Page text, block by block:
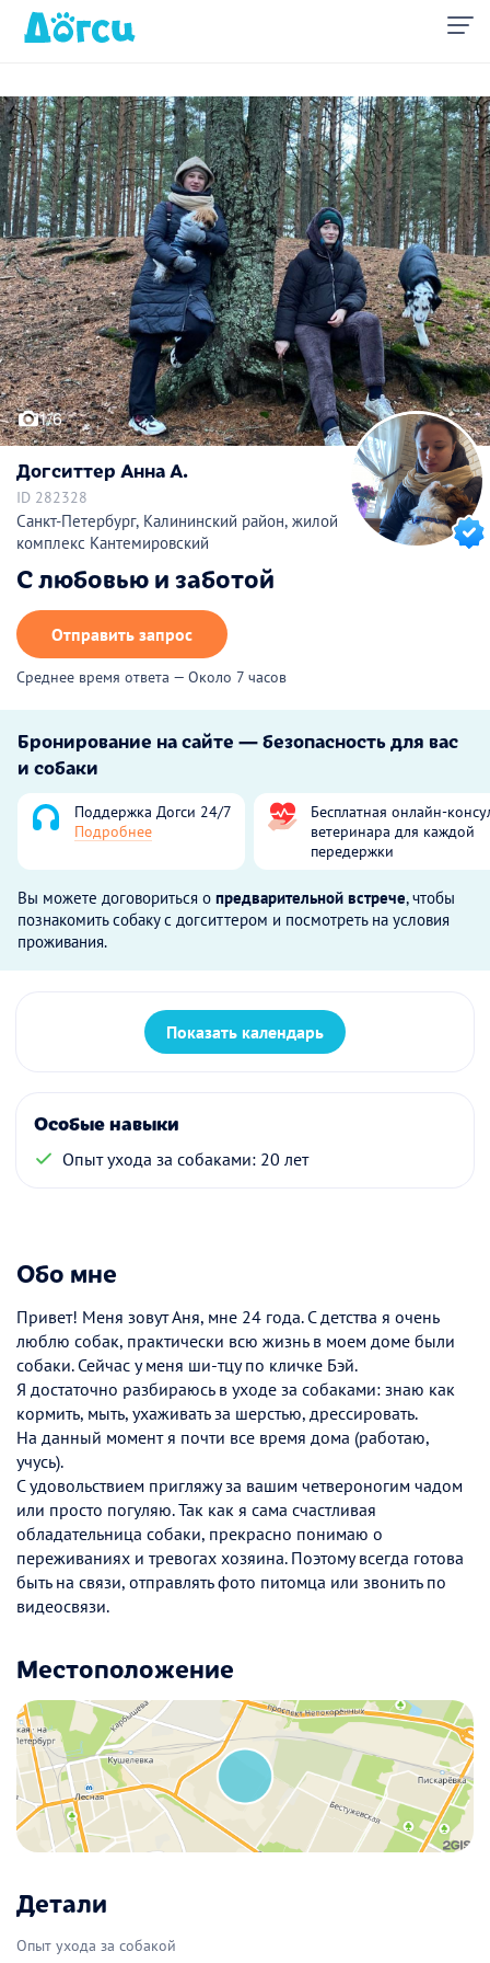
1/6
Догситтер Анна А.
ID 282328
Санкт-Петербург, Калининский район, жилой
комплекс Кантемировский
С любовью и заботой
Отправить запрос
Среднее время ответа — Около 7 часов
Бронирование на сайте — безопасность для вас
и собаки
Поддержка Догси 24/7
Подробнее
Бесплатная онлайн-
ветеринара для каждой
передержки
Вы можете договориться о предварительной встрече, чтобы
познакомить собаку с догситтером и посмотреть на условия
проживания.
Показать календарь
Особые навыки
Опыт ухода за собаками: 20 лет
Обо мне
Привет! Меня зовут Аня, мне 24 года. С детства я очень
люблю собак, практически всю жизнь в моем доме были
собаки. Сейчас у меня ши-тцу по кличке Бэй.
Я достаточно разбираюсь в уходе за собаками: знаю как
кормить, мыть, ухаживать за шерстью, дрессировать.
На данный момент я почти все время дома (работаю,
учусь).
С удовольствием пригляжу за вашим четвероногим чадом
или просто погуляю. Так как я сама счастливая
обладательница собаки, прекрасно понимаю о
переживаниях и тревогах хозяина. Поэтому всегда готова
быть на связи, отправлять фото питомца или звонить по
видеосвязи.
Местоположение
Детали
Опыт ухода за собакой